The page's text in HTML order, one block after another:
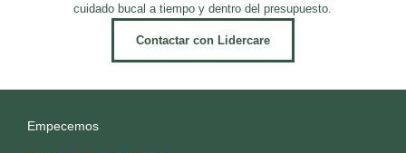
cuidado bucal a tiempo y dentro del presupuesto.
Contactar con Lidercare
Empecemos